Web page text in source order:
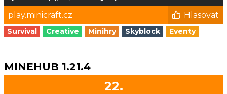
play.minicraft.cz
Hlasovat
Survival Creative Minihry Skyblock Eventy
MINEHUB 1.21.4
22.